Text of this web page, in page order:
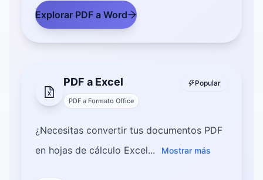
Explorar PDF a Word
Popular
PDF a Excel
PDF a Formato Office
¿Necesitas convertir tus documentos PDF
en hojas de cálculo Excel...
Mostrar más